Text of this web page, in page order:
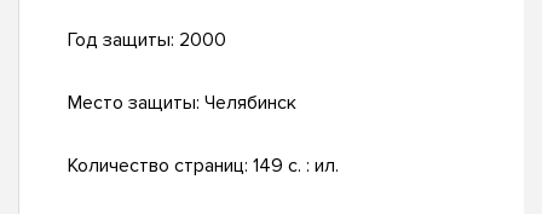
Год защиты: 2000
Место защиты: Челябинск
Количество страниц: 149 с. : ил.